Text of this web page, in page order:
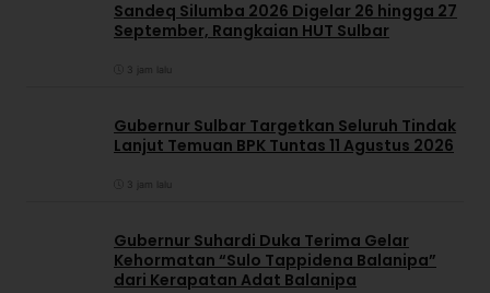
Sandeq Silumba 2026 Digelar 26 hingga 27
September, Rangkaian HUT Sulbar
3 jam lalu
Gubernur Sulbar Targetkan Seluruh Tindak
Lanjut Temuan BPK Tuntas 11 Agustus 2026
3 jam lalu
Gubernur Suhardi Duka Terima Gelar
Kehormatan “Sulo Tappidena Balanipa”
dari Kerapatan Adat Balanipa